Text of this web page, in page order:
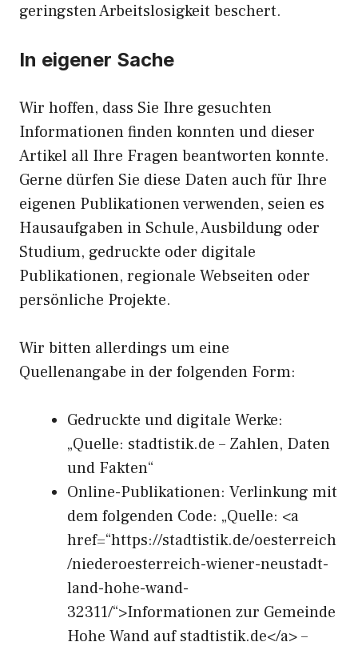
geringsten Arbeitslosigkeit beschert.
In eigener Sache
Wir hoffen, dass Sie Ihre gesuchten
Informationen finden konnten und dieser
Artikel all Ihre Fragen beantworten konnte.
Gerne dürfen Sie diese Daten auch für Ihre
eigenen Publikationen verwenden, seien es
Hausaufgaben in Schule, Ausbildung oder
Studium, gedruckte oder digitale
Publikationen, regionale Webseiten oder
persönliche Projekte.
Wir bitten allerdings um eine
Quellenangabe in der folgenden Form:
Gedruckte und digitale Werke:
„Quelle: stadtistik.de – Zahlen, Daten
und Fakten“
Online-Publikationen: Verlinkung mit
dem folgenden Code: „Quelle: <a
href=“https://stadtistik.de/oesterreich
/niederoesterreich-wiener-neustadt-
land-hohe-wand-
32311/“>Informationen zur Gemeinde
Hohe Wand auf stadtistik.de</a> –